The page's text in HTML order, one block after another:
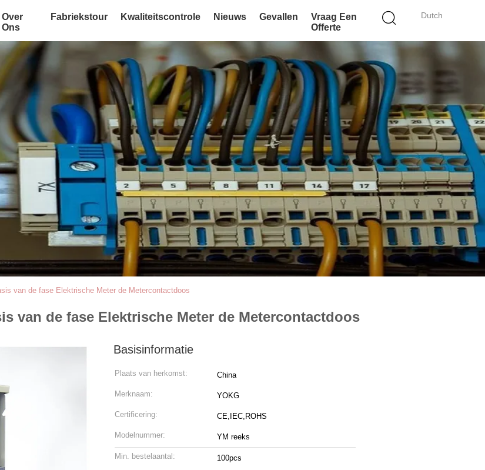
Dutch
Over
Ons
Fabriekstour Kwaliteitscontrole Nieuws Gevallen
Vraag Een
Offerte
van de fase Elektrische Meter de Metercontactdoos
van de fase Elektrische Meter de Metercontactdoos
Basisinformatie
Plaats van herkomst: China
Merknaam: YOKG
Certificering: CE,IEC,ROHS
Modelnummer: YM reeks
Min. bestelaantal: 100pcs